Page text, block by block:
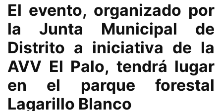
El evento, organizado por
la Junta Municipal de
Distrito a iniciativa de la
AVV El Palo, tendrá lugar
en el parque forestal
Lagarillo Blanco